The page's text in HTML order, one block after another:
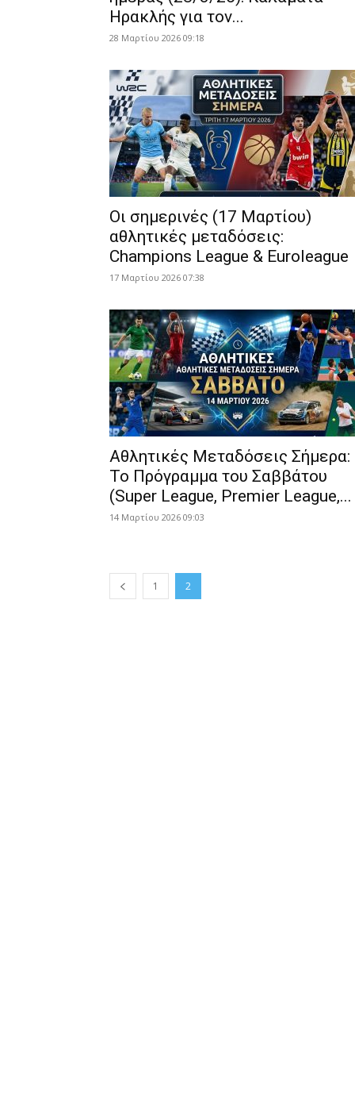
Ηρακλής για τον...
28 Μαρτίου 2026 09:18
Οι σημερινές (17 Μαρτίου)
αθλητικές μεταδόσεις:
Champions League & Euroleague
17 Μαρτίου 2026 07:38
Αθλητικές Μεταδόσεις Σήμερα:
Το Πρόγραμμα του Σαββάτου
(Super League, Premier League,...
14 Μαρτίου 2026 09:03
1 2